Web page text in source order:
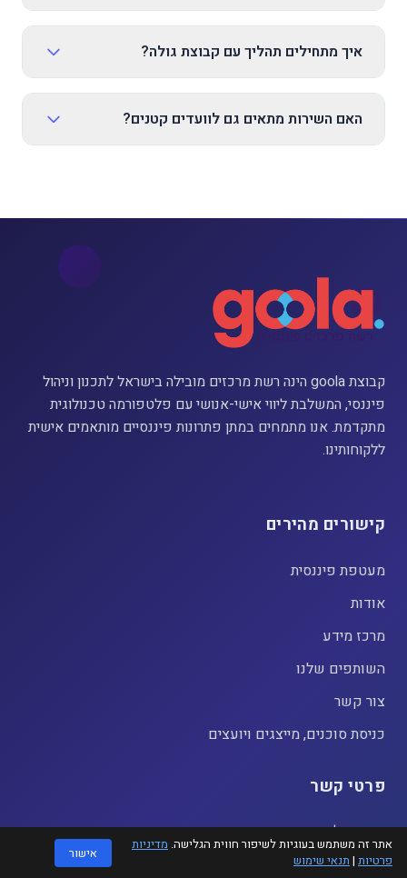
איך מתחילים תהליך עם קבוצת גולה?
האם השירות מתאים גם לוועדים קטנים?
קבוצת goola הינה רשת מרכזים מובילה בישראל לתכנון וניהול
פיננסי, המשלבת ליווי אישי-אנושי עם פלטפורמה טכנולוגית
מתקדמת. אנו מתמחים במתן פתרונות פיננסיים מותאמים אישית
ללקוחותינו.
קישורים מהירים
מעטפת פיננסית
אודות
מרכז מידע
השותפים שלנו
צור קשר
כניסת סוכנים, מייצגים ויועצים
פרטי קשר
אימייל
info@goola-group.com
אתר זה משתמש בעוגיות לשיפור חווית הגלישה. מדיניות
פרטיות | תנאי שימוש אישור